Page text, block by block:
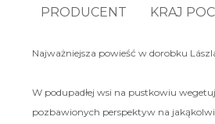
PRODUCENT KRAJ
Najważniejsza powieść w dorobku
W podupadłej wsi na pustkowiu
pozbawionych perspektyw na